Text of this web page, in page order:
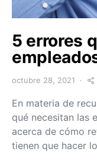
5 errores
octubre 28, 2021
En materia de
qué necesitan las
acerca de cómo
tienen que hacer